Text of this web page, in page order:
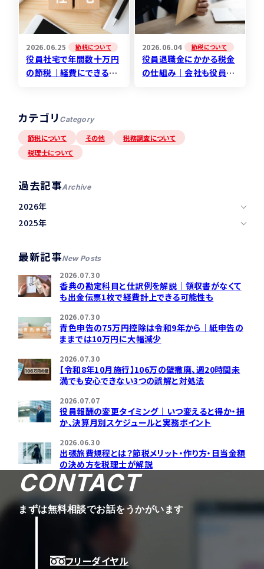
2026.06.25 節税について
役員社宅で年間数十万円
の節税｜経費にできる費
2026.06.04 節税について
役員退職金にかかる税金
の仕組み｜会社も役員も
カテゴリ Category
節税について その他
税務調査について
税理士について
過去記事Archive
2026年
2025年
最新記事New Posts
2026.07.30
香典の勘定科目と仕訳例を解説｜領収書がなくて
も出金伝票1枚で経費計上できる可能性も
2026.07.30
青色申告の75万円控除は令和9年から｜紙申告の
ままでは10万円に大幅減少
2026.07.30
【令和8年10月施行】106万の壁撤廃、週20時間未
満でも安心できない3つの誤解と対処法
2026.07.07
役員報酬の変更タイミング｜いつ変えると得か・損
か、決算月別スケジュールと実務ポイント
2026.06.30
出張旅費規程とは？節税メリット・作り方・日当金額
の決め方を税理士が解説
CONTACT
まずは無料相談でお話をうかがいます
フリーダイヤル